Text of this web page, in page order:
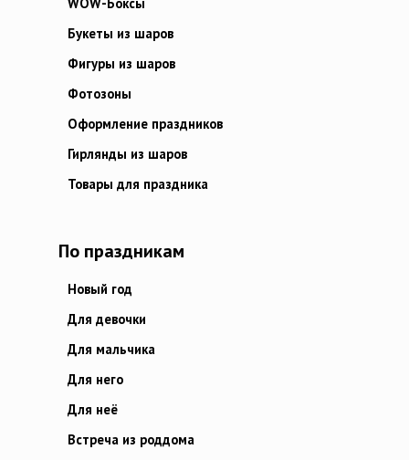
Букеты из шаров
Фигуры из шаров
Фотозоны
Оформление праздников
Гирлянды из шаров
Товары для праздника
По праздникам
Новый год
Для девочки
Для мальчика
Для него
Для неё
Встреча из роддома